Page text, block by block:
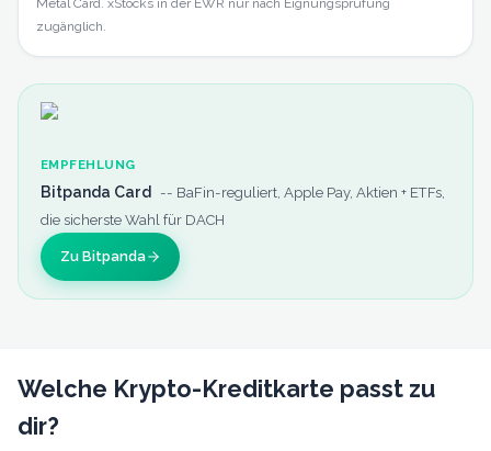
Metal Card. xStocks in der EWR nur nach Eignungsprüfung
zugänglich.
EMPFEHLUNG
Bitpanda Card -- BaFin-reguliert, Apple Pay, Aktien + ETFs,
die sicherste Wahl für DACH
Zu Bitpanda
Welche Krypto-Kreditkarte passt zu
dir?